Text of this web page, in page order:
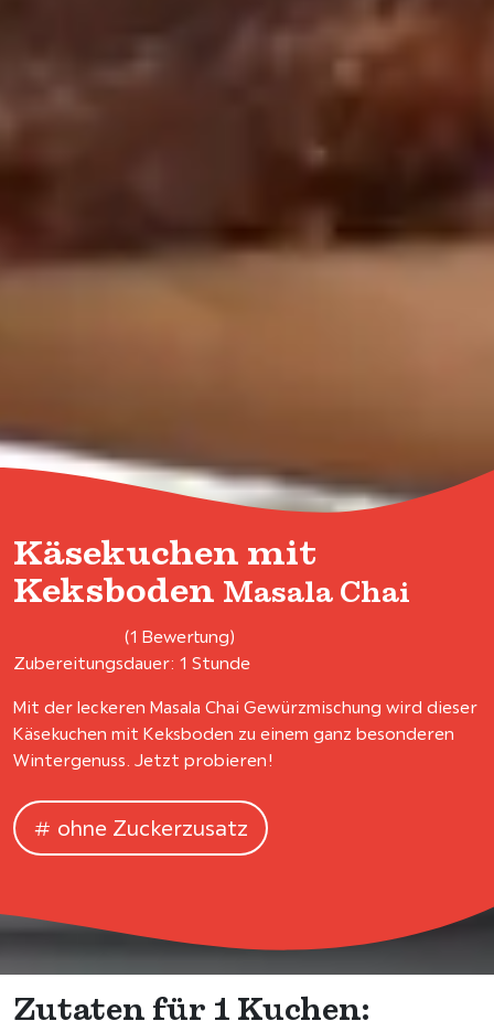
Käsekuchen mit
Keksboden Masala Chai
(1 Bewertung)
Zubereitungsdauer: 1 Stunde
Mit der leckeren Masala Chai Gewürzmischung wird dieser
Käsekuchen mit Keksboden zu einem ganz besonderen
Wintergenuss. Jetzt probieren!
ohne Zuckerzusatz
Zutaten für 1 Kuchen: